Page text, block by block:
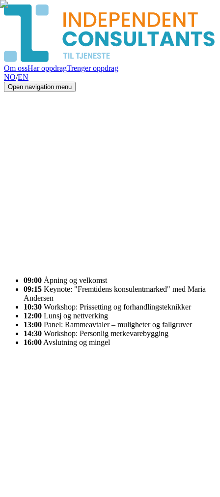
Om ossHar oppdragTrenger oppdrag
NO/EN
Open navigation menu
09:00 Åpning og velkomst
09:15 Keynote: "Fremtidens konsulentmarked" med Maria
Andersen
10:30 Workshop: Prissetting og forhandlingsteknikker
12:00 Lunsj og nettverking
13:00 Panel: Rammeavtaler – muligheter og fallgruver
14:30 Workshop: Personlig merkevarebygging
16:00 Avslutning og mingel